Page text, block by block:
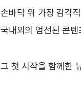
손바닥 위 가장 감각
국내외의 엄선된 콘
그 첫 시작을 함께한